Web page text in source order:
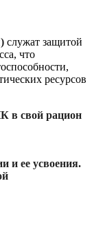
служат защитой
что
ресурсов
в свой рацион
и ее усвоения.